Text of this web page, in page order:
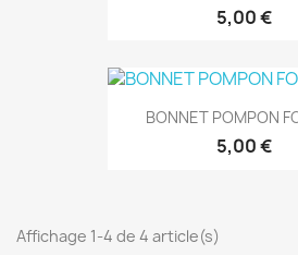
5,00 €
BONNET POMPON
5,00 €
Affichage 1-4 de 4 article(s)